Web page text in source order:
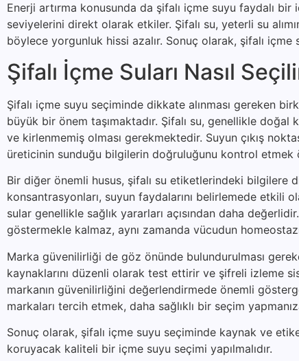
Enerji artırma konusunda da şifalı içme suyu faydalı
seviyelerini direkt olarak etkiler. Şifalı su, yeterli su
böylece yorgunluk hissi azalır. Sonuç olarak, şifalı
Şifalı İçme Suları Nasıl
Şifalı içme suyu seçiminde dikkate alınması gereken
büyük bir önem taşımaktadır. Şifalı su, genellikle
ve kirlenmemiş olması gerekmektedir. Suyun çıkış
üreticinin sunduğu bilgilerin doğruluğunu kontrol etmek
Bir diğer önemli husus, şifalı su etiketlerindeki
konsantrasyonları, suyun faydalarını belirlemede
sular genellikle sağlık yararları açısından daha
göstermekle kalmaz, aynı zamanda vücudun
Marka güvenilirliği de göz önünde bulundurulması
kaynaklarını düzenli olarak test ettirir ve şifreli izleme
markanın güvenilirliğini değerlendirmede önemli
markaları tercih etmek, daha sağlıklı bir seçim
Sonuç olarak, şifalı içme suyu seçiminde kaynak ve
koruyacak kaliteli bir içme suyu seçimi yapılmalıdır.